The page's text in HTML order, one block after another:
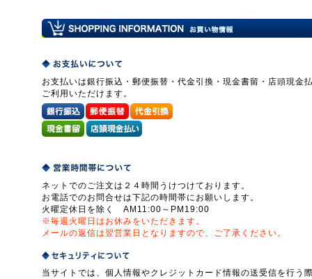
お支払いは銀行振込・郵便振替・代金引換・現金書留・店頭現金
ご利用いただけます。
ネットでのご注文は２４時間うけつけております。
お電話でのお問合せは下記の時間帯にお願いします。
火曜定休日を除く AM11:00～PM19:00
※毎週火曜日はお休みをいただきます。
メールの返信は翌営業日となりますので、ご了承ください。
当サイトでは、個人情報やクレジットカード情報の送受信を行う